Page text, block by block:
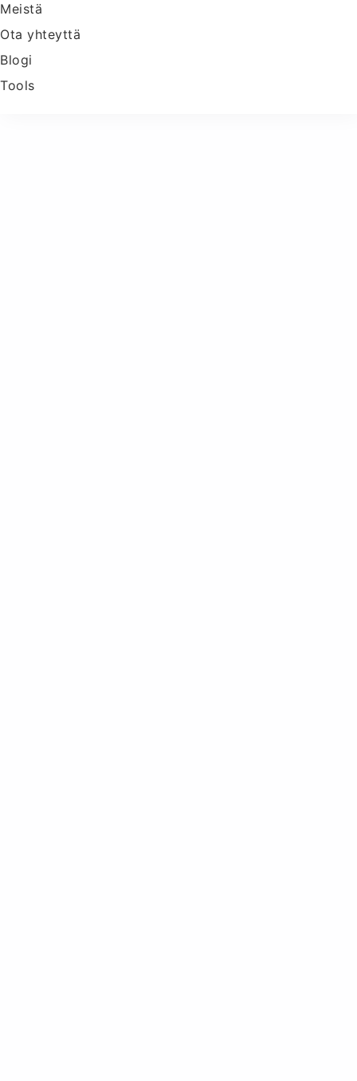
Meistä
Ota yhteyttä
Blogi
Tools